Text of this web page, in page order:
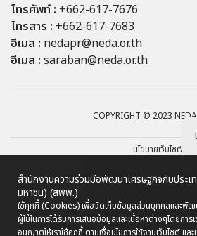
โทรศัพท์ : +662-617-7676
โทรสาร : +662-617-7683
อีเมล : nedapr@neda.or.th
อีเมล : saraban@neda.or.th
COPYRIGHT © 2023
นโยบายเว็บไซต์
นโยบายการรักษาความมั่นคงปลอ
นโยบายการคุ้มครองข้อมูลส่ว
ผังเว็บไซต์
สำนักงานความร่วมมือพัฒนาเศรษฐกิจกับประเ
มหาชน) (สพพ.)
ใช้คุกกี้ (Cookies) เพื่อจัดเก็บข้อมูลส่วนบุคคลและพัฒ
ผู้ใช้ในการได้รับการเสนอข้อมูลและเนื้อหาต่างๆโดยการ
อนุญาตให้เราใช้คุกกี้ ตามเงื่อนไขการใช้งานเว็บไซต์ แ